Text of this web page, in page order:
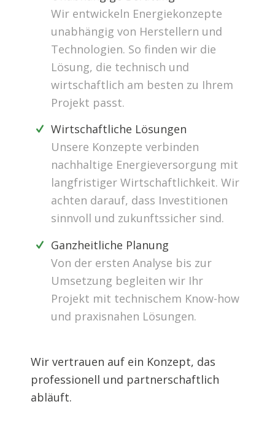
Wir entwickeln Energiekonzepte
unabhängig von Herstellern und
Technologien. So finden wir die
Lösung, die technisch und
wirtschaftlich am besten zu Ihrem
Projekt passt.
Wirtschaftliche Lösungen
Unsere Konzepte verbinden
nachhaltige Energieversorgung mit
langfristiger Wirtschaftlichkeit. Wir
achten darauf, dass Investitionen
sinnvoll und zukunftssicher sind.
Ganzheitliche Planung
Von der ersten Analyse bis zur
Umsetzung begleiten wir Ihr
Projekt mit technischem Know-how
und praxisnahen Lösungen.
Wir vertrauen auf ein Konzept, das
professionell und partnerschaftlich
abläuft.